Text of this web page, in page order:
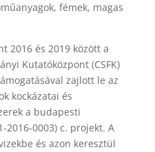
fémek, magas
2016 és 2019 között a
Kutatóközpont (CSFK)
zajlott le az
kockázatai és
a budapesti
2016-0003) c. projekt. A
és azon keresztül